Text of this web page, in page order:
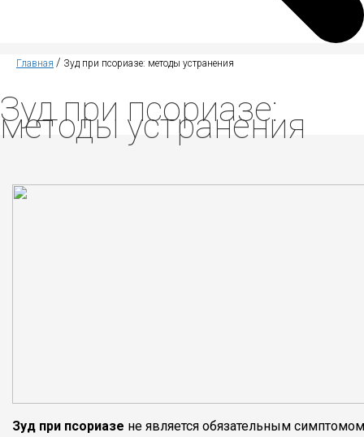
Главная / Зуд при псориазе: методы устранения
Зуд при псориазе:
методы устранения
Зуд при псориазе не является обязательным